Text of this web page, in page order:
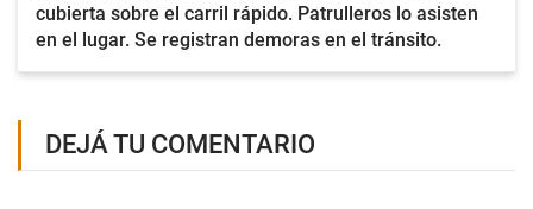
cubierta sobre el carril rápido. Patrulleros lo asisten
en el lugar. Se registran demoras en el tránsito.
DEJÁ TU COMENTARIO